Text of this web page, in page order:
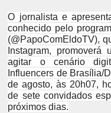
O jornalista e
conhecido pelo
(@PapoComEldoTV),
Instagram,
agitar o cenário
Influencers de Brasília/
de agosto, às 20h07,
de sete convidados
próximos dias.